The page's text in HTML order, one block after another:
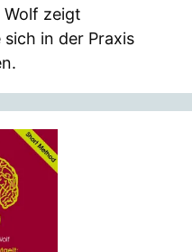
zeigt
in der Praxis